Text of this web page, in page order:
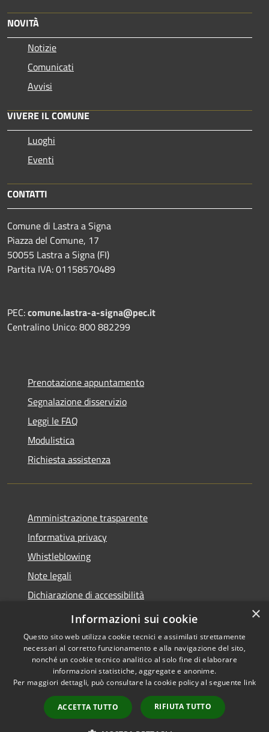
NOVITÀ
Notizie
Comunicati
Avvisi
VIVERE IL COMUNE
Luoghi
Eventi
CONTATTI
Comune di Lastra a Signa
Piazza del Comune, 17
50055 Lastra a Signa (FI)
Partita IVA: 01158570489
PEC:comune.lastra-a-signa@pec.it
Centralino Unico: 800 882299
Prenotazione appuntamento
Segnalazione disservizio
Leggi le FAQ
Modulistica
Richiesta assistenza
Amministrazione trasparente
Informativa privacy
Whistleblowing
Note legali
Dichiarazione di accessibilità
Piano di miglioramento
Accessibilità
Copyright © 2026 • Comune di
Lastra a Signa • Powered by
Municipium•
Accesso
redazione
×
Informazioni sui cookie
Questo sito web utilizza cookie tecnici e assimilati strettamente
necessari al corretto funzionamento e alla navigazione del sito,
nonché un cookie tecnico analitico al solo fine di elaborare
informazioni statistiche, aggregate e anonime.
Per maggiori dettagli, può consultare la cookie policy al seguente link
ACCETTA TUTTO RIFIUTA TUTTO